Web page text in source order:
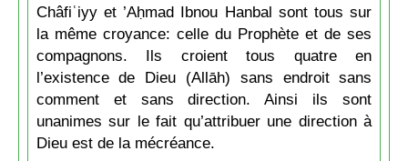
Châfiʿiyy et ’Aḥmad Ibnou Hanbal sont tous sur
la même croyance: celle du Prophète et de ses
compagnons. Ils croient tous quatre en
l’existence de Dieu (Allāh) sans endroit sans
comment et sans direction. Ainsi ils sont
unanimes sur le fait qu’attribuer une direction à
Dieu est de la mécréance.